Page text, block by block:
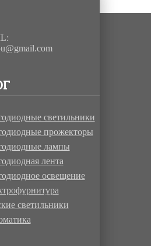
светильники
прожекторы
лампы
лента
освещение
светильники